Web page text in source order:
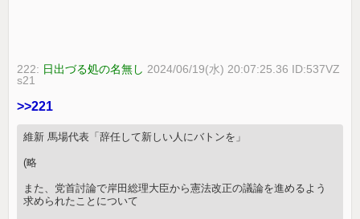
222: 日出づる処の名無し 2024/06/19(水) 20:07:25.36 ID:537VZ
s21
>>221
維新 馬場代表「辞任して新しい人にバトンを」
(略
また、党首討論で岸田総理大臣から憲法改正の議論を進めるよう
求められたことについて